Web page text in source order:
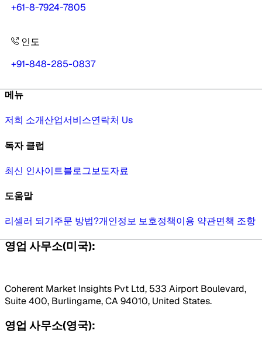
+61-8-7924-7805
인도
+91-848-285-0837
메뉴
저희 소개산업서비스연락처 Us
독자 클럽
최신 인사이트블로그보도자료
도움말
리셀러 되기주문 방법?개인정보 보호정책이용 약관면책 조항
영업 사무소(미국):
Coherent Market Insights Pvt Ltd, 533 Airport Boulevard,
Suite 400, Burlingame, CA 94010, United States.
영업 사무소(영국):